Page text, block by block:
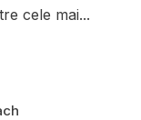
cele mai...